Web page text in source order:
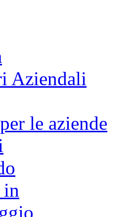
Aziendali
le aziende